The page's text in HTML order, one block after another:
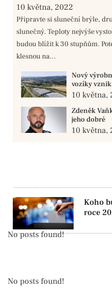
10 května, 2022
Připravte si sluneční brýle,
slunečný. Teploty nejvýše
budou blížit k 30 stupňům.
klesnou na...
Nový
vozíky
10 května,
Zdeněk
jeho dobré
10 května,
Koho
roce
No posts found!
No posts found!